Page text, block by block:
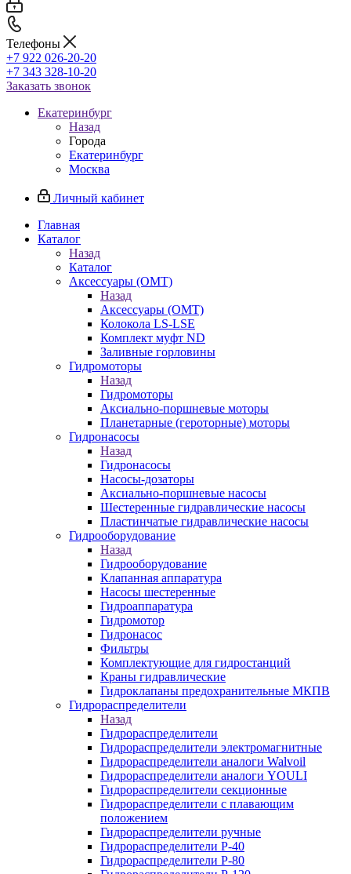
Телефоны
+7 922 026-20-20
+7 343 328-10-20
Заказать звонок
Екатеринбург
Назад
Города
Екатеринбург
Москва
Личный кабинет
Главная
Каталог
Назад
Каталог
Аксессуары (OMT)
Назад
Аксессуары (OMT)
Колокола LS-LSE
Комплект муфт ND
Заливные горловины
Гидромоторы
Назад
Гидромоторы
Аксиально-поршневые моторы
Планетарные (героторные) моторы
Гидронасосы
Назад
Гидронасосы
Насосы-дозаторы
Аксиально-поршневые насосы
Шестеренные гидравлические насосы
Пластинчатые гидравлические насосы
Гидрооборудование
Назад
Гидрооборудование
Клапанная аппаратура
Насосы шестеренные
Гидроаппаратура
Гидромотор
Гидронасос
Фильтры
Комплектующие для гидростанций
Краны гидравлические
Гидроклапаны предохранительные МКПВ
Гидрораспределители
Назад
Гидрораспределители
Гидрораспределители электромагнитные
Гидрораспределители аналоги Walvoil
Гидрораспределители аналоги YOULI
Гидрораспределители секционные
Гидрораспределители с плавающим
положением
Гидрораспределители ручные
Гидрораспределители Р-40
Гидрораспределители Р-80